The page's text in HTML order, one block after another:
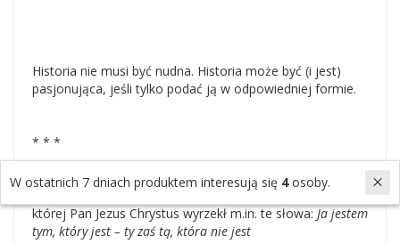
Historia nie musi być nudna. Historia może być (i jest)
pasjonująca, jeśli tylko podać ją w odpowiedniej formie.
* * *
Katarzyna ze Sieny (1347-1380), włoska mistyczka, do
której Pan Jezus Chrystus wyrzekł m.in. te słowa:Ja jestem
tym, który jest – ty zaś tą, która nie jest
W ostatnich 7 dniach produktem interesują się 4osoby.